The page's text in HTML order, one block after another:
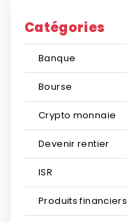
Catégories
Banque
Bourse
Crypto monnaie
Devenir rentier
ISR
Produits financiers